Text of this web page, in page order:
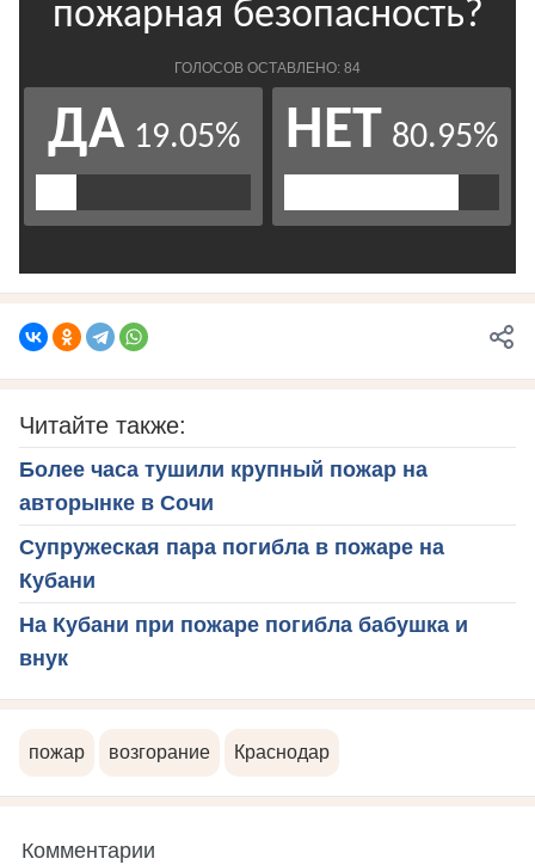
Читайте также:
Более часа тушили крупный пожар на
авторынке в Сочи
Супружеская пара погибла в пожаре на
Кубани
На Кубани при пожаре погибла бабушка и
внук
пожар возгорание Краснодар
Комментарии